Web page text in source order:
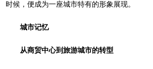
时候，便成为一座城市特有的形象展现。
城市记忆
从商贸中心到旅游城市的转型